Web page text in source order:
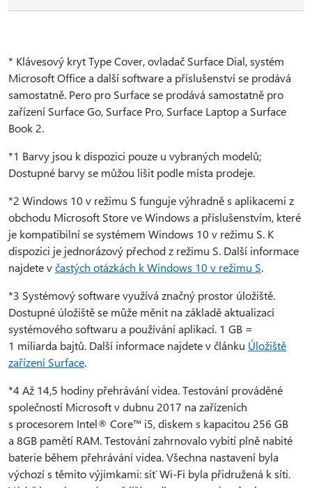
* Klávesový kryt Type Cover, ovladač Surface Dial, systém
Microsoft Office a další software a příslušenství se prodává
samostatně. Pero pro Surface se prodává samostatně pro
zařízení Surface Go, Surface Pro, Surface Laptop a Surface
Book 2.
*1 Barvy jsou k dispozici pouze u vybraných modelů;
Dostupné barvy se můžou lišit podle místa prodeje.
*2 Windows 10 v režimu S funguje výhradně s aplikacemi z
obchodu Microsoft Store ve Windows a příslušenstvím, které
je kompatibilní se systémem Windows 10 v režimu S. K
dispozici je jednorázový přechod z režimu S. Další informace
najdete včastých otázkách k Windows 10 v režimu S.
*3 Systémový software využívá značný prostor úložiště.
Dostupné úložiště se může měnit na základě aktualizací
systémového softwaru a používání aplikací. 1 GB =
1 miliarda bajtů. Další informace najdete v článku Úložiště
zařízení Surface.
*4 Až 14,5 hodiny přehrávání videa. Testování prováděné
společností Microsoft v dubnu 2017 na zařízeních
s procesorem Intel® Core™ i5, diskem s kapacitou 256 GB
a 8GB pamětí RAM. Testování zahrnovalo vybití plně nabité
baterie během přehrávání videa. Všechna nastavení byla
výchozí s těmito výjimkami: síť Wi-Fi byla přidružená k síti.